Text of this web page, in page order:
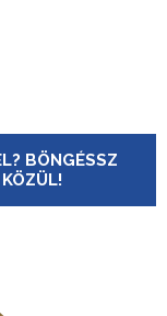
BÖNGÉSSZ